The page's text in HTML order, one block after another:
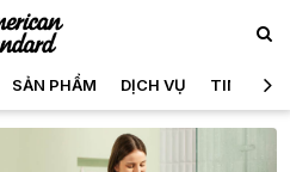
SẢN PHẨM DỊCH VỤ TIN TỨC